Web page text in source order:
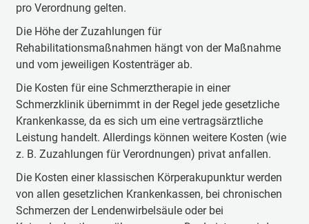
pro Verordnung gelten.
Die Höhe der Zuzahlungen für
Rehabilitationsmaßnahmen hängt von der Maßnahme
und vom jeweiligen Kostenträger ab.
Die Kosten für eine Schmerztherapie in einer
Schmerzklinik übernimmt in der Regel jede gesetzliche
Krankenkasse, da es sich um eine vertragsärztliche
Leistung handelt. Allerdings können weitere Kosten (wie
z. B. Zuzahlungen für Verordnungen) privat anfallen.
Die Kosten einer klassischen Körperakupunktur werden
von allen gesetzlichen Krankenkassen, bei chronischen
Schmerzen der Lendenwirbelsäule oder bei